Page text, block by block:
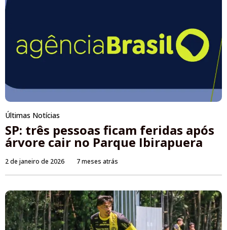
Últimas Notícias
SP: três pessoas ficam feridas após
árvore cair no Parque Ibirapuera
2 de janeiro de 2026 7 meses atrás